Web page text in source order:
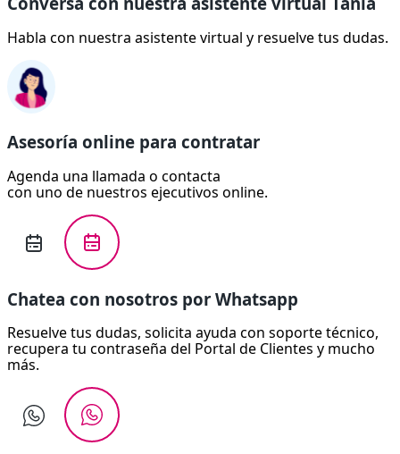
Habla con nuestra asistente virtual y resuelve tus dudas.
Asesoría online para contratar
Agenda una llamada o contacta
con uno de nuestros ejecutivos online.
Chatea con nosotros por Whatsapp
Resuelve tus dudas, solicita ayuda con soporte técnico,
recupera tu contraseña del Portal de Clientes y mucho
más.